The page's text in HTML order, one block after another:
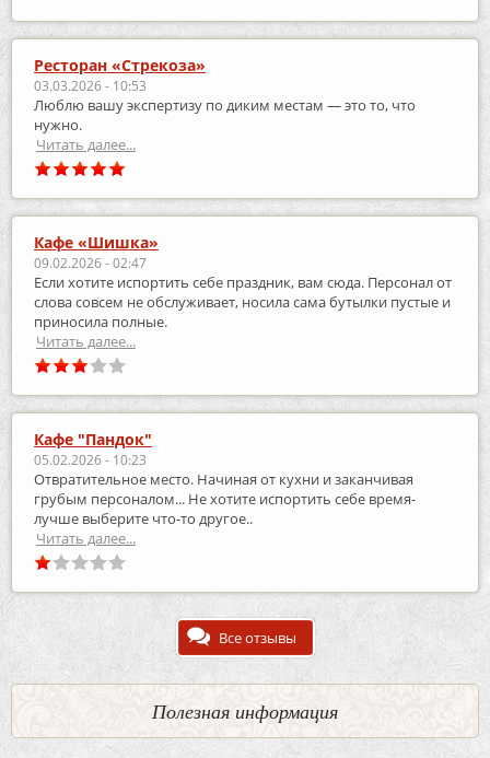
Ресторан «Стрекоза»
03.03.2026 - 10:53
Люблю вашу экспертизу по диким местам — это то, что
нужно.
Читать далее...
Кафе «Шишка»
09.02.2026 - 02:47
Если хотите испортить себе праздник, вам сюда. Персонал от
слова совсем не обслуживает, носила сама бутылки пустые и
приносила полные.
Читать далее...
Кафе "Пандок"
05.02.2026 - 10:23
Отвратительное место. Начиная от кухни и заканчивая
грубым персоналом... Не хотите испортить себе время-
лучше выберите что-то другое..
Читать далее...
Все отзывы
Полезная информация